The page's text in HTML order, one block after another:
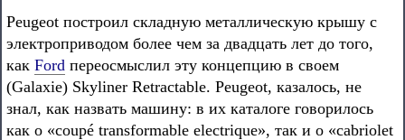
Peugeot построил складную металлическую крышу с
электроприводом более чем за двадцать лет до того,
как Ford переосмыслил эту концепцию в своем
(Galaxie) Skyliner Retractable. Peugeot, казалось, не
знал, как назвать машину: в их каталоге говорилось
как о «coupé transformable electrique», так и о «cabriolet